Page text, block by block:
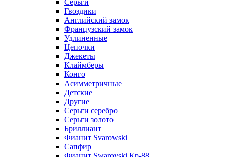
Серьги
Гвоздики
Английский замок
Французский замок
Удлиненные
Цепочки
Джекеты
Клаймберы
Конго
Асимметричные
Детские
Другие
Серьги серебро
Серьги золото
Бриллиант
Фианит Svarowski
Сапфир